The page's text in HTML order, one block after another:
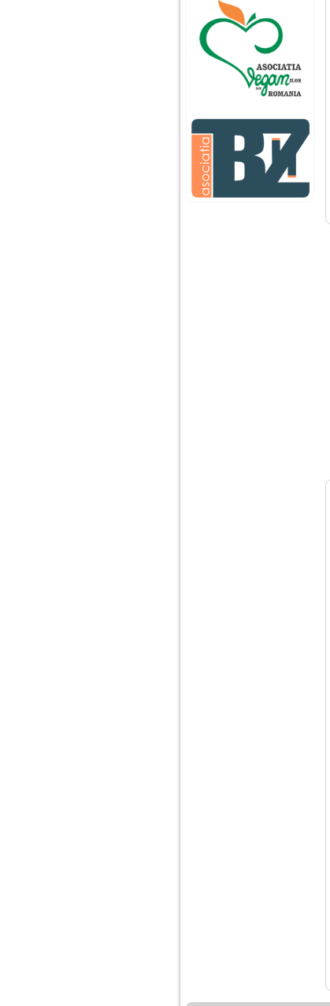
ani, privind in urma
realizez cat de multe
greseli am facut in
educatia si cresterea
ei, am fost o mama
egoista, preocupata
de implinirea
profesionala, cand ea
era mica am neglijat-
agresiva, orice
greseala era taxata cu
o palma sau pedepse.
De 4 ani am o relatie
serioasa cu un barbat